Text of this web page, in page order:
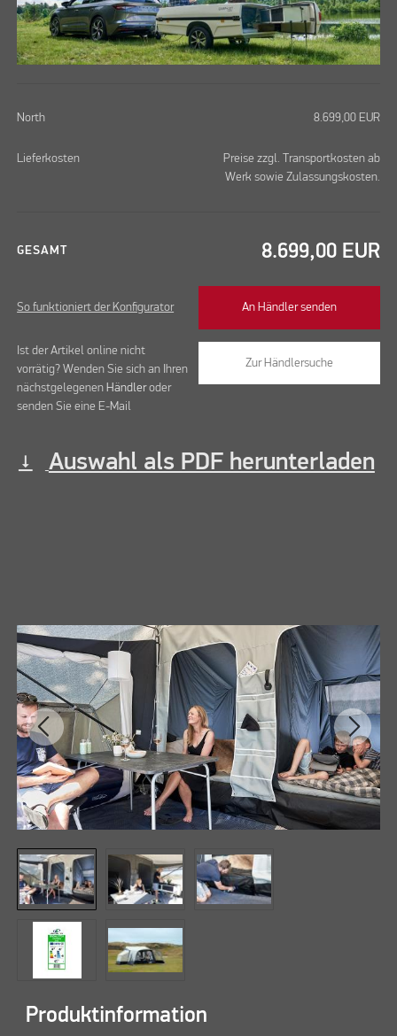
North 8.699,00 EUR
Lieferkosten
Preise zzgl. Transportkosten ab
Werk sowie Zulassungskosten.
GESAMT 8.699,00 EUR
So funktioniert der Konfigurator An Händler senden
Ist der Artikel online nicht
vorrätig? Wenden Sie sich an Ihren
nächstgelegenen Händleroder
senden Sie eine E-Mail
Zur Händlersuche
vertical_align_bottom Auswahl als PDF herunterladen
Produktinformation